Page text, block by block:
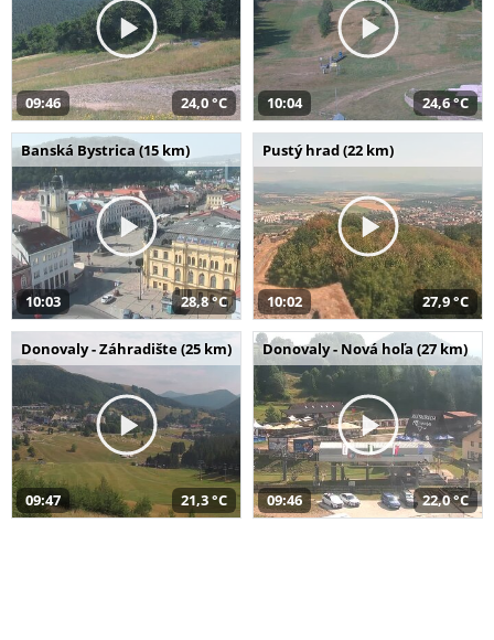
09:46 24,0 °C 10:04 24,6 °C
Banská Bystrica (15 km)
10:03 28,8 °C
Pustý hrad (22 km)
10:02 27,9 °C
Donovaly - Záhradište (25 km)
09:47 21,3 °C
Donovaly - Nová hoľa (27 km)
09:46 22,0 °C